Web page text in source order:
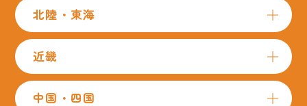
北陸・東海
近畿
中国・四国